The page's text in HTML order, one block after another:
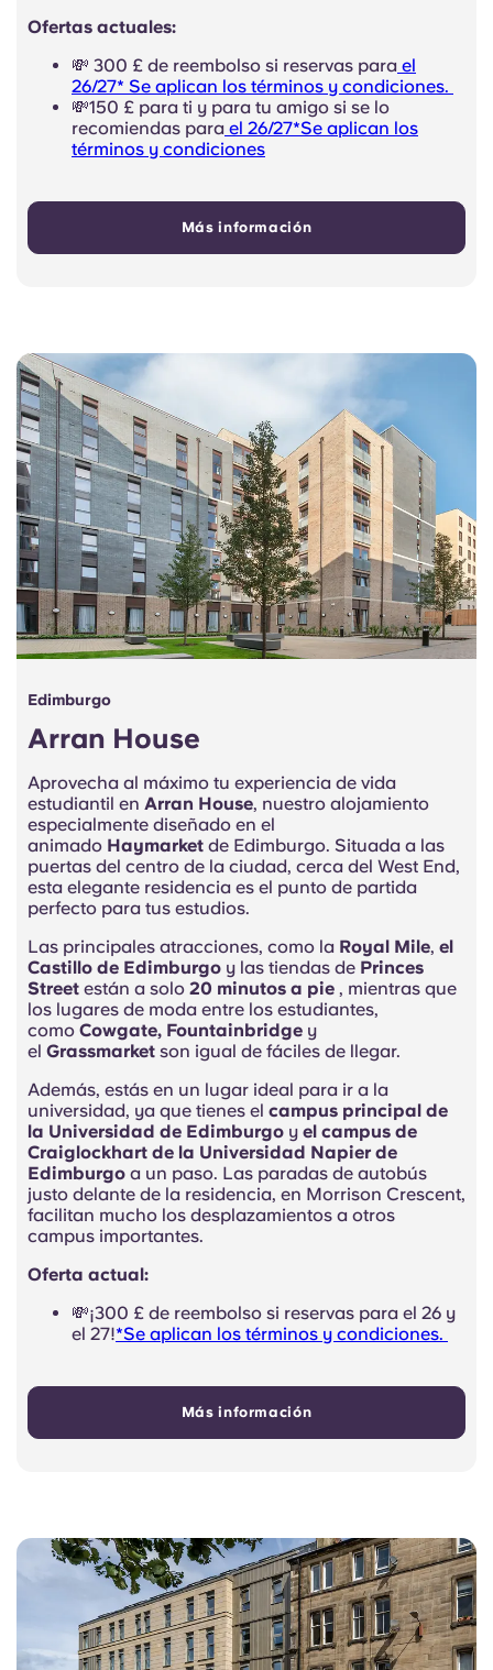
Ofertas actuales:
💸 300 £ de reembolso si reservas para el
26/27* Se aplican los términos y condiciones.
💸150 £ para ti y para tu amigo si se lo
recomiendas para el 26/27*Se aplican los
términos y condiciones
Más información
Edimburgo
Arran House
Aprovecha al máximo tu experiencia de vida
estudiantil en Arran House, nuestro alojamiento
especialmente diseñado en el
animado Haymarket de Edimburgo. Situada a las
puertas del centro de la ciudad, cerca del West End,
esta elegante residencia es el punto de partida
perfecto para tus estudios.
Las principales atracciones, como la Royal Mile, el
Castillo de Edimburgo y las tiendas de Princes
Street están a solo 20 minutos a pie , mientras que
los lugares de moda entre los estudiantes,
como Cowgate, Fountainbridge y
el Grassmarket son igual de fáciles de llegar.
Además, estás en un lugar ideal para ir a la
universidad, ya que tienes el campus principal de
la Universidad de Edimburgo y el campus de
Craiglockhart de la Universidad Napier de
Edimburgo a un paso. Las paradas de autobús
justo delante de la residencia, en Morrison Crescent,
facilitan mucho los desplazamientos a otros
campus importantes.
Oferta actual:
💸¡300 £ de reembolso si reservas para el 26 y
el 27!*Se aplican los términos y condiciones.
Más información